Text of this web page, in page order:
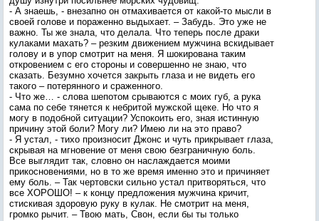
- А знаешь, - внезапно он отмахивается от какой-то мысли в
своей голове и пораженно выдыхает. – Забудь. Это уже не
важно. Ты же знала, что делала. Что теперь после драки
кулаками махать? – резким движением мужчина вскидывает
голову и в упор смотрит на меня. Я шокирована таким
откровением с его стороны и совершенно не знаю, что
сказать. Безумно хочется закрыть глаза и не видеть его
такого – потерянного и сраженного.
- Что же… - слова шепотом срываются с моих губ, а рука
сама по себе тянется к небритой мужской щеке. Но что я
могу в подобной ситуации? Успокоить его, зная истинную
причину этой боли? Могу ли? Имею ли на это право?
- Я устал, - тихо произносит Джонс и чуть прикрывает глаза,
скрывая на мгновение от меня свою безграничную боль.
Все выглядит так, словно он наслаждается моими
прикосновениями, но в то же время именно это и причиняет
ему боль. – Так чертовски сильно устал притворяться, что
все ХОРОШО! – к концу предложения мужчина кричит,
стискивая здоровую руку в кулак. Не смотрит на меня,
громко рычит. – Твою мать, Свон, если бы ты только